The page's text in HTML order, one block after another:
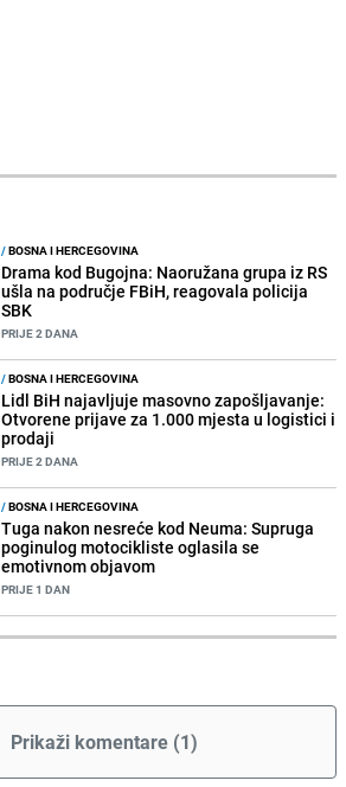
/BOSNA I HERCEGOVINA
Drama kod Bugojna: Naoružana grupa iz RS
ušla na područje FBiH, reagovala policija
SBK
PRIJE 2 DANA
/BOSNA I HERCEGOVINA
Lidl BiH najavljuje masovno zapošljavanje:
Otvorene prijave za 1.000 mjesta u logistici i
prodaji
PRIJE 2 DANA
/BOSNA I HERCEGOVINA
Tuga nakon nesreće kod Neuma: Supruga
poginulog motocikliste oglasila se
emotivnom objavom
PRIJE 1 DAN
Prikaži komentare (1)